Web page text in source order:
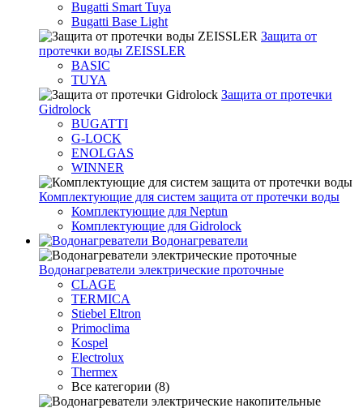
Bugatti Smart Tuya
Bugatti Base Light
Защита от
протечки воды ZEISSLER
BASIC
TUYA
Защита от протечки
Gidrolock
BUGATTI
G-LOCK
ENOLGAS
WINNER
Комплектующие для систем защита от протечки воды
Комплектующие для Neptun
Комплектующие для Gidrolock
Водонагреватели
Водонагреватeли электрические проточные
CLAGE
TERMICA
Stiebel Eltron
Primoclima
Kospel
Electrolux
Thermex
Все категории (8)